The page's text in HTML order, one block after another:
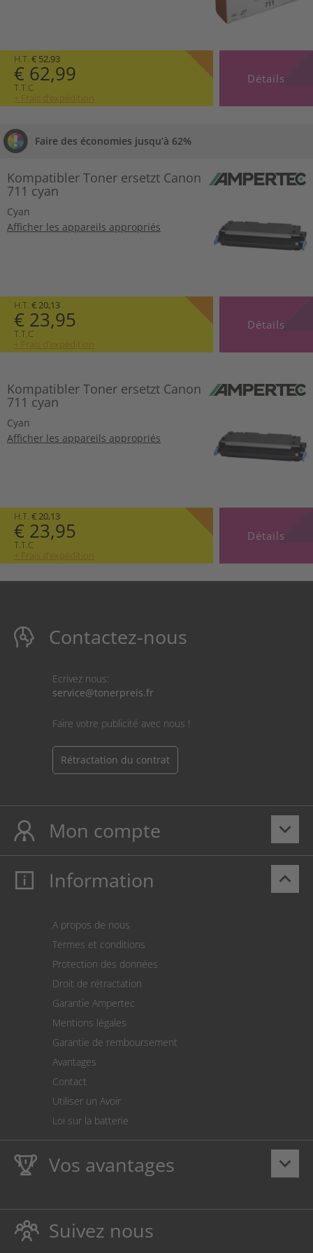
H.T. € 52,93
€ 62,99
T.T.C
+ Frais d’expédition
Détails
Faire des économies jusqu’à 62%
Kompatibler Toner ersetzt Canon
711 cyan
Cyan
Afficher les appareils appropriés
H.T. € 20,13
€ 23,95
T.T.C
+ Frais d’expédition
Détails
Kompatibler Toner ersetzt Canon
711 cyan
Cyan
Afficher les appareils appropriés
H.T. € 20,13
€ 23,95
T.T.C
+ Frais d’expédition
Détails
Contactez-nous
Ecrivez nous:
service@tonerpreis.fr
Faire votre publicité avec nous !
Rétractation du contrat
keyboard_arrow_down
Mon compte
Mon compte
Paiement
Le calculateur des frais de port
Paramètres des cookies
keyboard_arrow_up
Information
A propos de nous
Termes et conditions
Protection des données
Droit de rétractation
Garantie Ampertec
Mentions légales
Garantie de remboursement
Avantages
Contact
Utiliser un Avoir
Loi sur la batterie
keyboard_arrow_down
Vos avantages
LaAmpertec Garantie à viesur les encres et toners
Suivez nous